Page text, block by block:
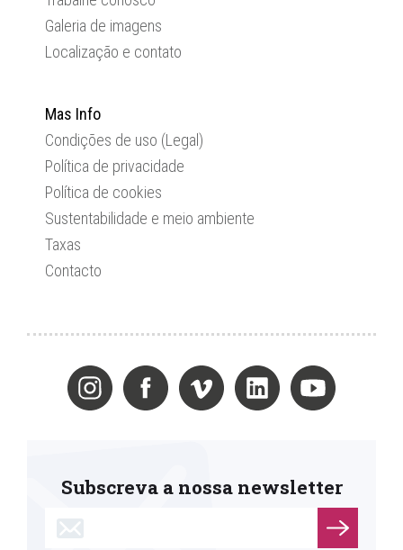
Galeria de imagens
Localização e contato
Mas Info
Condições de uso (Legal)
Política de privacidade
Política de cookies
Sustentabilidade e meio ambiente
Taxas
Contacto
Subscreva a nossa newsletter